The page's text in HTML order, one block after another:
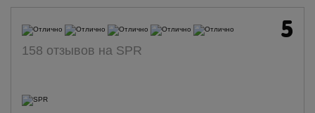
5
158 отзывов на SPR